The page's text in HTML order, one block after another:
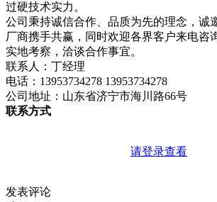
过硬技术实力。
公司秉持诚信合作、品质为先的理念，诚
厂商携手共赢，同时欢迎各界客户来电咨
实地考察，洽谈合作事宜。
联系人：丁经理
电话：13953734278 13953734278
公司地址：山东省济宁市海川路66号
联系方式
请登录查看
发表评论